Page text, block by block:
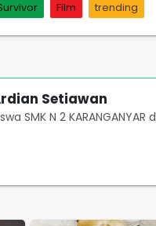
Film trending
Setiawan
SMK N 2 KARANGANYAR